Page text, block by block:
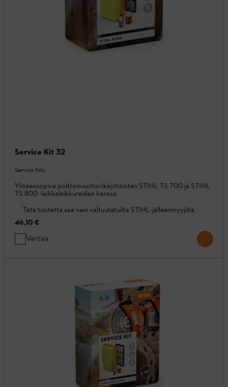
Service Kit 32
Service Kits
Yhteensopiva polttomoottorikäyttöisten STIHL TS 700 ja STIHL
TS 800 -laikkaleikkureiden kanssa
Tätä tuotetta saa vain valtuutetuilta STIHL-jälleenmyyjiltä.
46,10 €
Vertaa